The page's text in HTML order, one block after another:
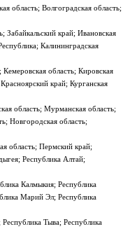
область; Волгоградская область;
Забайкальский край; Ивановская
Калининградская
область; Кировская
край; Курганская
область; Мурманская область;
Новгородская область;
область; Пермский край;
Республика Алтай;
Калмыкия; Республика
Марий Эл; Республика
Тыва; Республика